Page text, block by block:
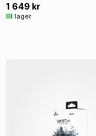
1 649 kr
I lager